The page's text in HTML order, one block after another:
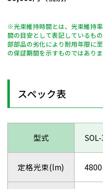
※光束維持時間とは、光束維持
間の目安として表記しているも
部部品の劣化により耐用年限に
の保証期間を示すものではありま
スペック表
型式
定格光束(lm) 4800